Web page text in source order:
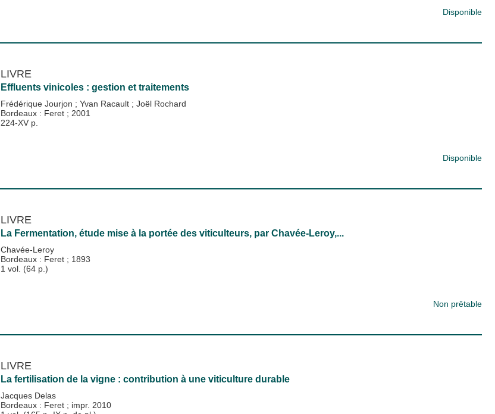
Disponible
LIVRE
Effluents vinicoles : gestion et traitements
Frédérique Jourjon ; Yvan Racault ; Joël Rochard
Bordeaux : Feret ; 2001
224-XV p.
Disponible
LIVRE
La Fermentation, étude mise à la portée des viticulteurs, par Chavée-Leroy,...
Chavée-Leroy
Bordeaux : Feret ; 1893
1 vol. (64 p.)
Non prêtable
LIVRE
La fertilisation de la vigne : contribution à une viticulture durable
Jacques Delas
Bordeaux : Feret ; impr. 2010